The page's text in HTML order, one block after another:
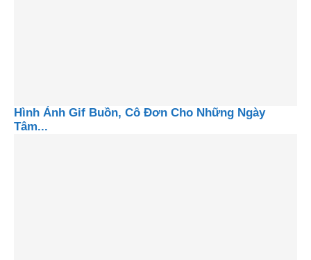
Hình Ảnh Gif Buồn, Cô Đơn Cho Những Ngày
Tâm...